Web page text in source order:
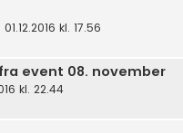
kl. 17.56
event 08. november
kl. 22.44